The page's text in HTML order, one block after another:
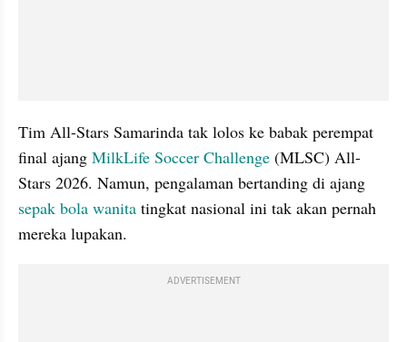
Tim All-Stars Samarinda tak lolos ke babak perempat
final ajang MilkLife Soccer Challenge (MLSC) All-
sepak bola wanita tingkat nasional ini tak akan pernah
mereka lupakan.
ADVERTISEMENT